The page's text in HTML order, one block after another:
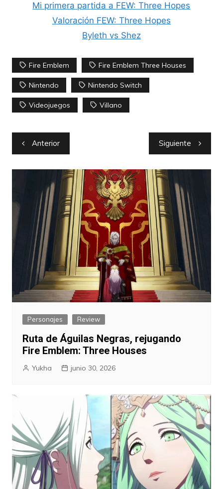
Mi primera partida a FEW: Three Hopes
Valoración FEW: Three Hopes
Byleth vs Shez
Fire Emblem Fire Emblem Three Houses
Nintendo Nintendo Switch
Videojuegos Villano
Navegación
de
entradas
Anterior Siguiente
Personajes Review
Ruta de Águilas Negras, rejugando
Fire Emblem: Three Houses
Yukha junio 30, 2026